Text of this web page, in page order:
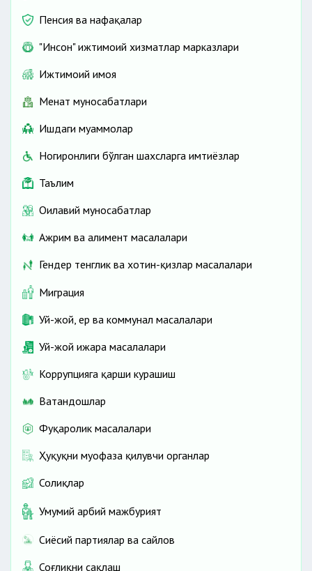
Пенсия ва нафақалар
"Инсон" ижтимоий хизматлар марказлари
Ижтимоий ҳимоя
Меҳнат муносабатлари
Ишдаги муаммолар
Ногиронлиги бўлган шахсларга имтиёзлар
Таълим
Оилавий муносабатлар
Ажрим ва алимент масалалари
Гендер тенглик ва хотин-қизлар масалалари
Миграция
Уй-жой, ер ва коммунал масалалари
Уй-жой ижара масалалари
Коррупцияга қарши курашиш
Ватандошлар
Фуқаролик масалалари
Ҳуқуқни муҳофаза қилувчи органлар
Солиқлар
Умумий ҳарбий мажбурият
Сиёсий партиялар ва сайлов
Соғлиқни сақлаш